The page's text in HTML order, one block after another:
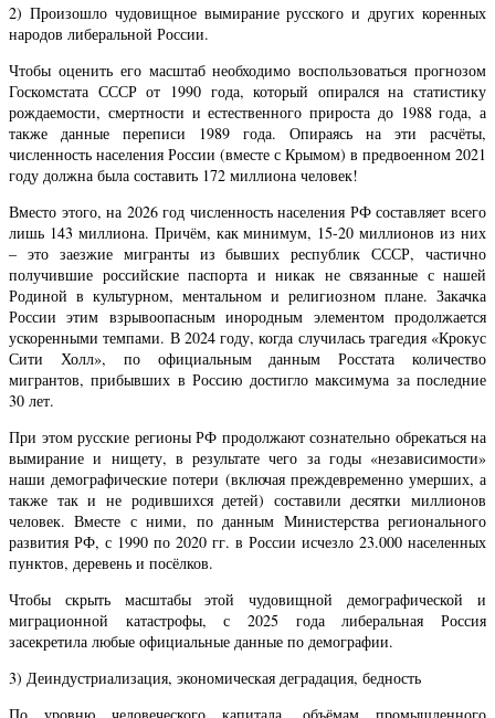
2) Произошло чудовищное вымирание русского и других коренных
народов либеральной России.
Чтобы оценить его масштаб необходимо воспользоваться прогнозом
Госкомстата СССР от 1990 года, который опирался на статистику
рождаемости, смертности и естественного прироста до 1988 года, а
также данные переписи 1989 года. Опираясь на эти расчёты,
численность населения России (вместе с Крымом) в предвоенном 2021
году должна была составить 172 миллиона человек!
Вместо этого, на 2026 год численность населения РФ составляет всего
лишь 143 миллиона. Причём, как минимум, 15-20 миллионов из них
– это заезжие мигранты из бывших республик СССР, частично
получившие российские паспорта и никак не связанные с нашей
Родиной в культурном, ментальном и религиозном плане. Закачка
России этим взрывоопасным инородным элементом продолжается
ускоренными темпами. В 2024 году, когда случилась трагедия «Крокус
Сити Холл», по официальным данным Росстата количество
мигрантов, прибывших в Россию достигло максимума за последние
30 лет.
При этом русские регионы РФ продолжают сознательно обрекаться на
вымирание и нищету, в результате чего за годы «независимости»
наши демографические потери (включая преждевременно умерших, а
также так и не родившихся детей) составили десятки миллионов
человек. Вместе с ними, по данным Министерства регионального
развития РФ, с 1990 по 2020 гг. в России исчезло 23.000 населенных
пунктов, деревень и посёлков.
Чтобы скрыть масштабы этой чудовищной демографической и
миграционной катастрофы, с 2025 года либеральная Россия
засекретила любые официальные данные по демографии.
3) Деиндустриализация, экономическая деградация, бедность